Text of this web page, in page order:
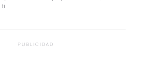
ti.
PUBLICIDAD